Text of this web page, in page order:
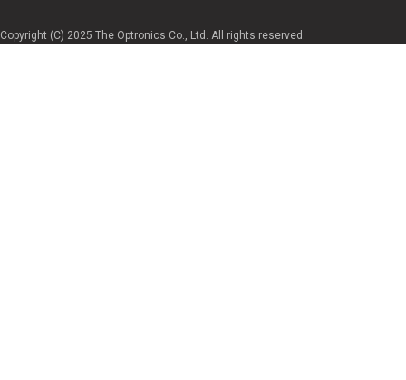
Copyright (C) 2025 The Optronics Co., Ltd. All rights reserved.